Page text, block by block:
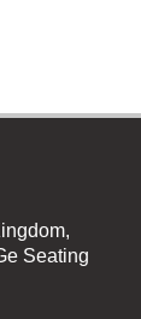
Seating